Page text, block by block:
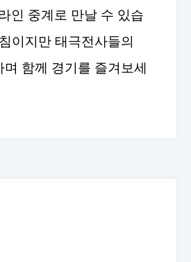
인 중계로 만날 수 있습
이지만 태극전사들의
함께 경기를 즐겨보세